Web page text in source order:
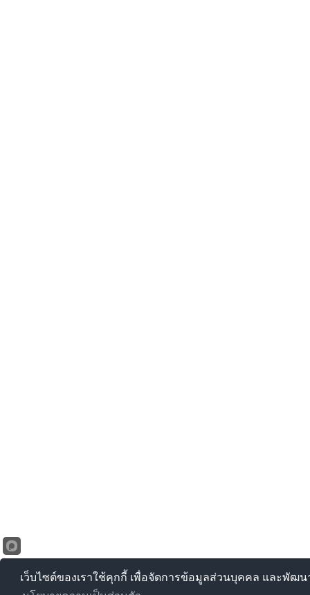
เว็บไซต์ของเราใช้คุกกี้ เพื่อจัดการข้อมูลส่วนบุคคล และพัฒ